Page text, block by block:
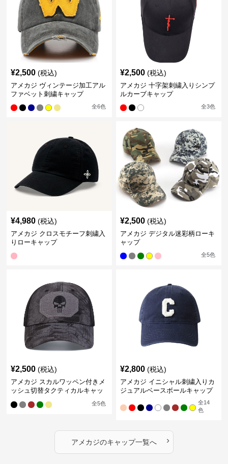
¥2,500 (税込)
アメカジ ヴィンテージ加工アル
ファベット刺繍キャップ
全6色
¥2,500 (税込)
アメカジ 十字架刺繍入りシンプ
ルカーブキャップ
全3色
¥4,980 (税込)
アメカジ クロスモチーフ刺繍入
りローキャップ
¥2,500 (税込)
アメカジ デジタル迷彩柄ローキ
ャップ
全5色
¥2,500 (税込)
アメカジ スカルワッペン付きメ
ッシュ切替タクティカルキャッ
全5色
¥2,800 (税込)
アメカジ イニシャル刺繍入りカ
ジュアルベースボールキャップ
全14
色
アメカジのキャップ一覧へ ›